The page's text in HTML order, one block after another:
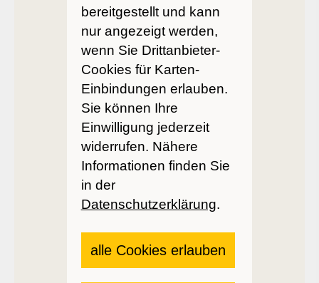
bereitgestellt und kann
nur angezeigt werden,
wenn Sie Drittanbieter-
Cookies für Karten-
Einbindungen erlauben.
Sie können Ihre
Einwilligung jederzeit
widerrufen. Nähere
Informationen finden Sie
in der
Datenschutzerklärung.
alle Cookies erlauben